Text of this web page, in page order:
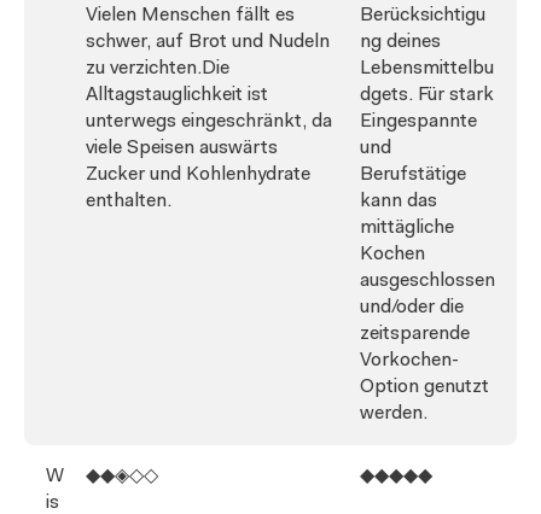
Vielen Menschen fällt es
schwer, auf Brot und Nudeln
zu verzichten.Die
Alltagstauglichkeit ist
unterwegs eingeschränkt, da
viele Speisen auswärts
Zucker und Kohlenhydrate
enthalten.
Berücksichtigu
ng deines
Lebensmittelbu
dgets. Für stark
Eingespannte
und
Berufstätige
kann das
mittägliche
Kochen
ausgeschlossen
und/oder die
zeitsparende
Vorkochen-
Option genutzt
werden.
W
is
◆◆◈◇◇ ◆◆◆◆◆